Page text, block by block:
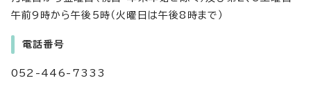
午前9時から午後5時（火曜日は午後8時まで）
電話番号
052-446-7333